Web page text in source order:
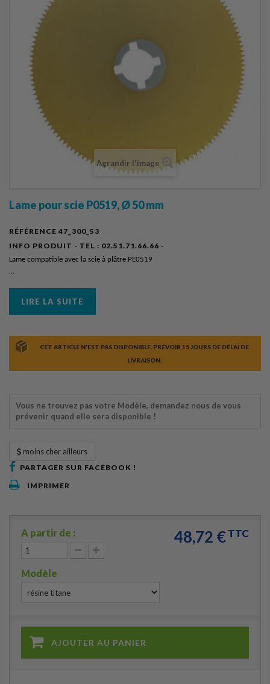
Agrandir l'image
Lame pour scie P0519, Ø 50 mm
RÉFÉRENCE 47_300_53
INFO PRODUIT - TEL : 02.51.71.66.66 -
Lame compatible avec la scie à plâtre PE0519
...
LIRE LA SUITE
CET ARTICLE N'EST PAS DISPONIBLE. PRÉVOIR 15 JOURS DE DÉLAI DE
LIVRAISON.
Vous ne trouvez pas votre Modèle, demandez nous de vous
prévenir quand elle sera disponible !
moins cher ailleurs
PARTAGER SUR FACEBOOK !
IMPRIMER
48,72 €TTC
A partir de :
Modèle
AJOUTER AU PANIER